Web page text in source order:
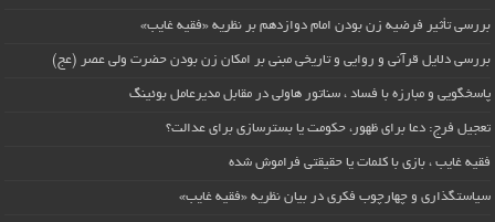
بررسی تأثیر فرضیه زن بودن امام دوازدهم بر نظریه «فقیه غایب»
بررسی دلایل قرآنی و روایی و تاریخی مبنی بر امکان زن بودن حضرت ولی عصر (عج)
پاسخگویی و مبارزه با فساد ، سناتور هاولی در مقابل مدیرعامل بوئینگ
تعجیل فرج: دعا برای ظهور، حکومت یا بسترسازی برای عدالت؟
فقیه غایب ، بازی با کلمات یا حقیقتی فراموش شده
سیاستگذاری و چهارچوب فکری در بیان نظریه «فقیه غایب»